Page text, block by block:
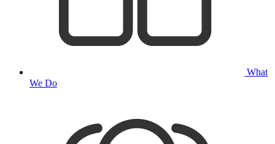
What
We Do